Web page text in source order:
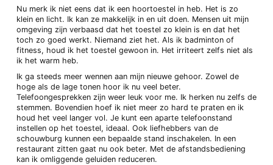
Nu merk ik niet eens dat ik een hoortoestel in heb. Het is zo
klein en licht. Ik kan ze makkelijk in en uit doen. Mensen uit mijn
omgeving zijn verbaasd dat het toestel zo klein is en dat het
toch zo goed werkt. Niemand ziet het. Als ik badminton of
fitness, houd ik het toestel gewoon in. Het irriteert zelfs niet als
ik het warm heb.
Ik ga steeds meer wennen aan mijn nieuwe gehoor. Zowel de
hoge als de lage tonen hoor ik nu veel beter.
Telefoongesprekken zijn weer leuk voor me. Ik herken nu zelfs de
stemmen. Bovendien hoef ik niet meer zo hard te praten en ik
houd het veel langer vol. Je kunt een aparte telefoonstand
instellen op het toestel, ideaal. Ook liefhebbers van de
schouwburg kunnen een bepaalde stand inschakelen. In een
restaurant zitten gaat nu ook beter. Met de afstandsbediening
kan ik omliggende geluiden reduceren.